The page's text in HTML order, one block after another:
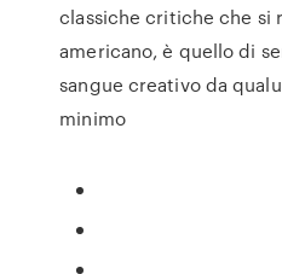
classiche critiche che si
americano, è quello di
sangue creativo da
minimo